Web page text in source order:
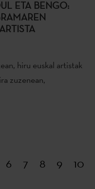
ETA BENGO:
hiru euskal artistak
zuzenean,
6 7 8 9
10